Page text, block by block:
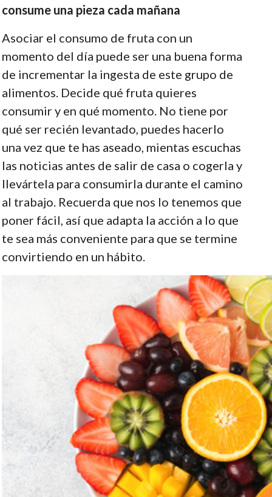
consume una pieza cada mañana
Asociar el consumo de fruta con un
momento del día puede ser una buena forma
de incrementar la ingesta de este grupo de
alimentos. Decide qué fruta quieres
consumir y en qué momento. No tiene por
qué ser recién levantado, puedes hacerlo
una vez que te has aseado, mientas escuchas
las noticias antes de salir de casa o cogerla y
llevártela para consumirla durante el camino
al trabajo. Recuerda que nos lo tenemos que
poner fácil, así que adapta la acción a lo que
te sea más conveniente para que se termine
convirtiendo en un hábito.